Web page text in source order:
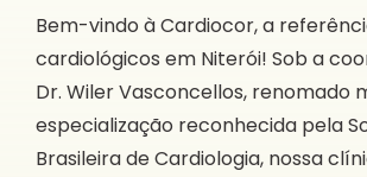
Bem-vindo à Cardiocor, a
cardiológicos em Niterói! Sob a
Dr. Wiler Vasconcellos, renomado
especialização reconhecida pela
Brasileira de Cardiologia, nossa